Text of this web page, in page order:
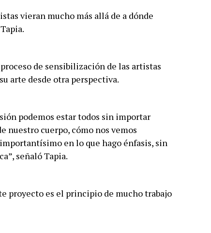
vieran mucho más allá de a dónde
de sensibilización de las artistas
arte desde otra perspectiva.
podemos estar todos sin importar
nuestro cuerpo, cómo nos vemos
en lo que hago énfasis, sin
señaló Tapia.
proyecto es el principio de mucho trabajo